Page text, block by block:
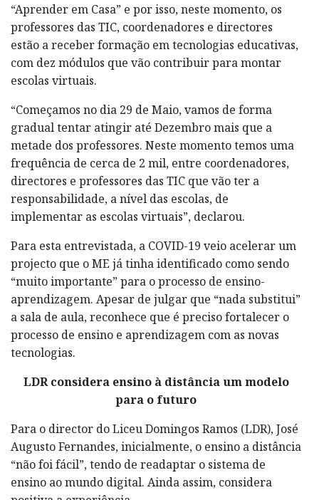
“Aprender em Casa” e por isso, neste momento, os
professores das TIC, coordenadores e directores
estão a receber formação em tecnologias educativas,
com dez módulos que vão contribuir para montar
escolas virtuais.
“Começamos no dia 29 de Maio, vamos de forma
gradual tentar atingir até Dezembro mais que a
metade dos professores. Neste momento temos uma
frequência de cerca de 2 mil, entre coordenadores,
directores e professores das TIC que vão ter a
responsabilidade, a nível das escolas, de
implementar as escolas virtuais”, declarou.
Para esta entrevistada, a COVID-19 veio acelerar um
projecto que o ME já tinha identificado como sendo
“muito importante” para o processo de ensino-
aprendizagem. Apesar de julgar que “nada substitui”
a sala de aula, reconhece que é preciso fortalecer o
processo de ensino e aprendizagem com as novas
tecnologias.
LDR considera ensino à distância um modelo
para o futuro
Para o director do Liceu Domingos Ramos (LDR), José
Augusto Fernandes, inicialmente, o ensino a distância
“não foi fácil”, tendo de readaptar o sistema de
ensino ao mundo digital. Ainda assim, considera